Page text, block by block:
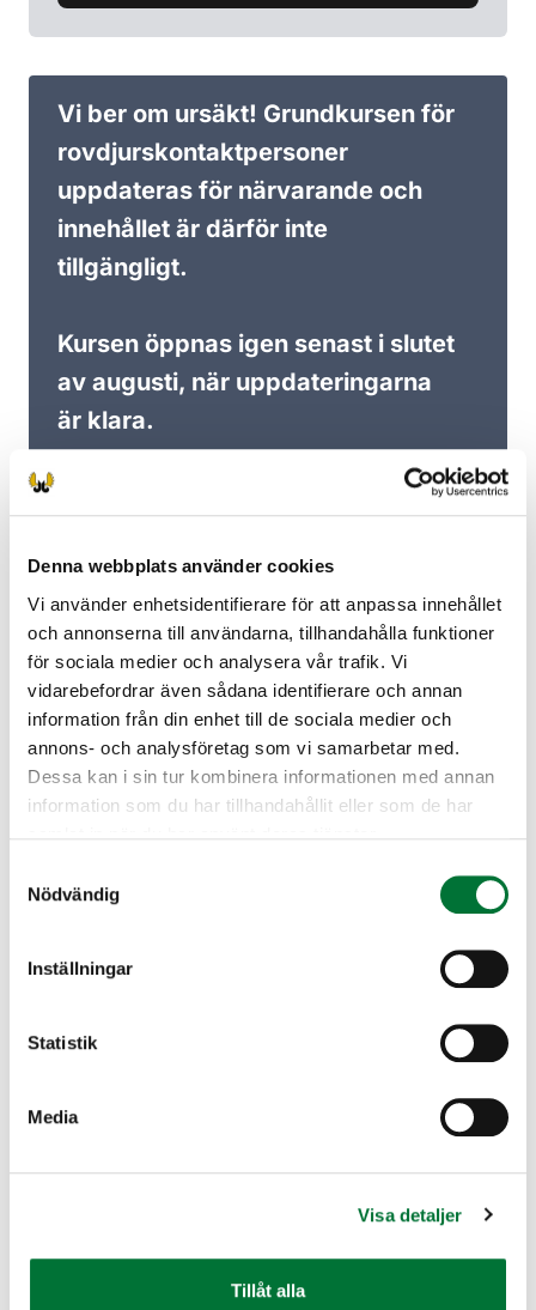
Denna webbplats använder cookies
Vi använder enhetsidentifierare för att anpassa innehållet
och annonserna till användarna, tillhandahålla funktioner
för sociala medier och analysera vår trafik. Vi
vidarebefordrar även sådana identifierare och annan
information från din enhet till de sociala medier och
annons- och analysföretag som vi samarbetar med.
Dessa kan i sin tur kombinera informationen med annan
information som du har tillhandahållit eller som de har
Nödvändig
Inställningar
Statistik
Media
Visa detaljer
Tillåt alla
Vi ber om ursäkt! Grundkursen för
rovdjurskontaktpersoner
uppdateras för närvarande och
innehållet är därför inte
tillgängligt.
Kursen öppnas igen senast i slutet
av augusti, när uppdateringarna
är klara.
Rovdjurskontaktpersonernas
Kostnadsfritt
Här hittar du fördjupande utbildningsmaterial
riktat till rovdjurskontaktpersoner.
rovdjurskontaktperson, ta
kontakt till din egen